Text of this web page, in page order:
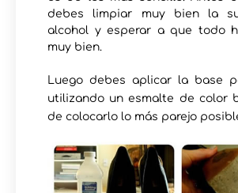
debes limpiar muy bien la
alcohol y esperar a que todo
muy bien.
Luego debes aplicar la base
utilizando un esmalte de color
de colocarlo lo más parejo